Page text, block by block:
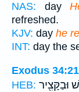
NAS: day
refreshed.
KJV: day he
INT: day the
Exodus 34:21
HEB: וּבַקָּצִ֖יר